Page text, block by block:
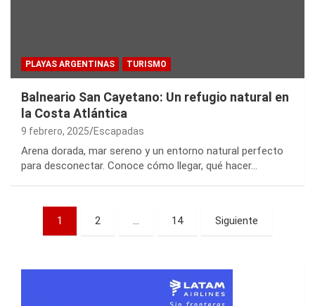
PLAYAS ARGENTINAS TURISMO
Balneario San Cayetano: Un refugio natural en
la Costa Atlántica
9 febrero, 2025 Escapadas
Arena dorada, mar sereno y un entorno natural perfecto
para desconectar. Conoce cómo llegar, qué hacer…
Paginación
1 2 … 14 Siguiente